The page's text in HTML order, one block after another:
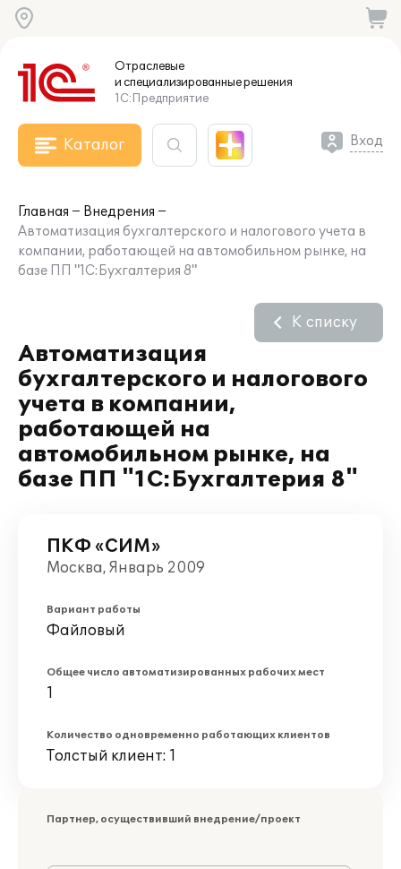
Отраслевые
и специализированныерешения
1С:Предприятие
Каталог Вход
Главная
Внедрения
Автоматизация бухгалтерского и налогового учета в
компании, работающей на автомобильном рынке, на
базе ПП "1С:Бухгалтерия 8"
Автоматизация
бухгалтерского и налогового
учета в компании,
работающей на
автомобильном рынке, на
базе ПП "1С:Бухгалтерия 8"
К списку
ПКФ «СИМ»
Москва, Январь 2009
Вариант работы
Файловый
Общее число автоматизированных рабочих мест
1
Количество одновременно работающих клиентов
Толстый клиент: 1
Партнер, осуществивший внедрение/проект